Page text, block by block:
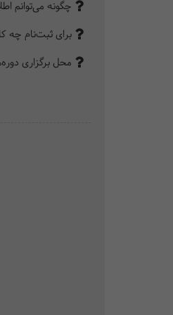
چگونه می‌توانم
برای ثبت‌نام چه
محل برگزاری